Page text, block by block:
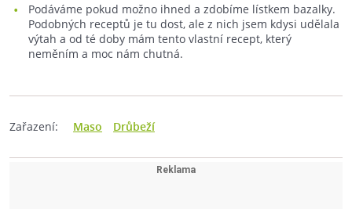
Podáváme pokud možno ihned a zdobíme lístkem bazalky.
Podobných receptů je tu dost, ale z nich jsem kdysi udělala
výtah a od té doby mám tento vlastní recept, který
neměním a moc nám chutná.
Zařazení: Maso Drůbeží